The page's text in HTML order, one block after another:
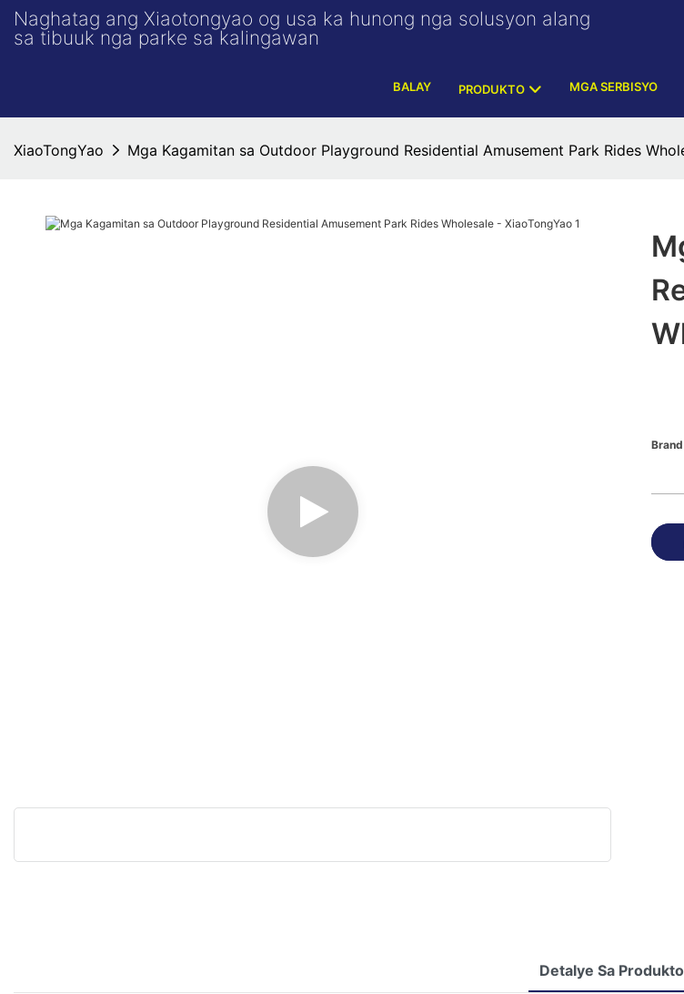
Naghatag ang Xiaotongyao og usa ka hunong nga solusyon alang
sa tibuuk nga parke sa kalingawan
BALAY PRODUKTO MGA SERBISYO
XiaoTongYao Mga Kagamitan sa Outdoor Playground Residential Amusement Park Rides
Detalye Sa Produkto